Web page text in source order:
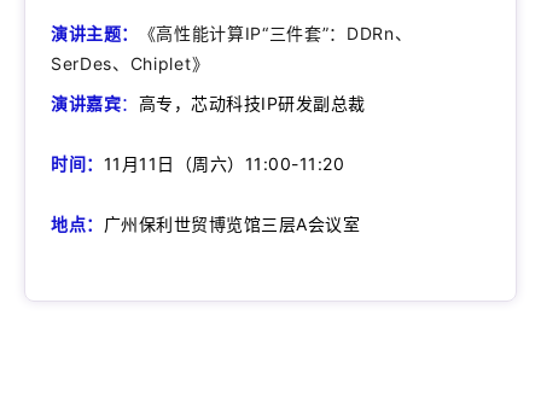
演讲主题：
《高性能计算IP“三件套”：DDRn、
SerDes、Chiplet》
演讲嘉宾： 高专，芯动科技IP研发副总裁
时间： 11月11日（周六）11:00-11:20
地点： 广州保利世贸博览馆三层A会议室